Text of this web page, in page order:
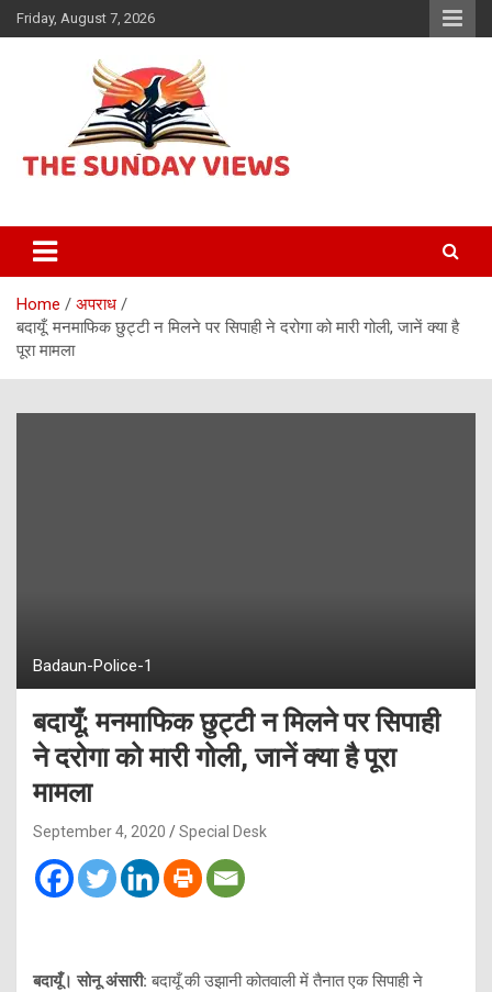
Skip
to
Friday, August 7, 2026
The Sunday views
Home
अपराध
बदायूँ: मनमाफिक छुट्टी न मिलने पर सिपाही ने दरोगा को मारी गोली, जानें क्या है
पूरा मामला
Badaun-Police-1
बदायूँ: मनमाफिक छुट्टी न मिलने पर सिपाही
ने दरोगा को मारी गोली, जानें क्या है पूरा
मामला
September 4, 2020 Special Desk
बदायूँ। सोनू अंसारी: बदायूँ की उझानी कोतवाली में तैनात एक सिपाही ने